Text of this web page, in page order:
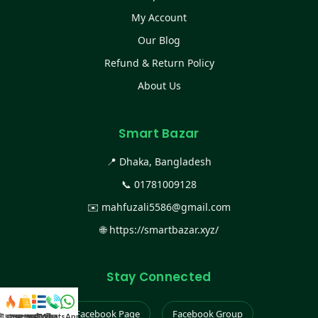
My Account
Our Blog
Refund & Return Policy
About Us
Smart Bazar
📍 Dhaka, Bangladesh
📞 01781009128
✉️ mahfuzali5586@gmail.com
🌐 https://smartbazar.xyz/
Stay Connected
Facebook Page Facebook Group